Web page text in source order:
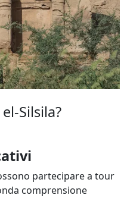
Silsila?
partecipare a tour
comprensione